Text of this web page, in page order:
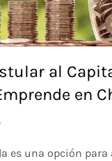
al
en
es una opción para